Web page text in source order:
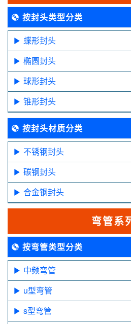
按封头类型分类
蝶形封头
椭圆封头
球形封头
锥形封头
按封头材质分类
不锈钢封头
碳钢封头
合金钢封头
弯管系
按弯管类型分类
中频弯管
u型弯管
s型弯管